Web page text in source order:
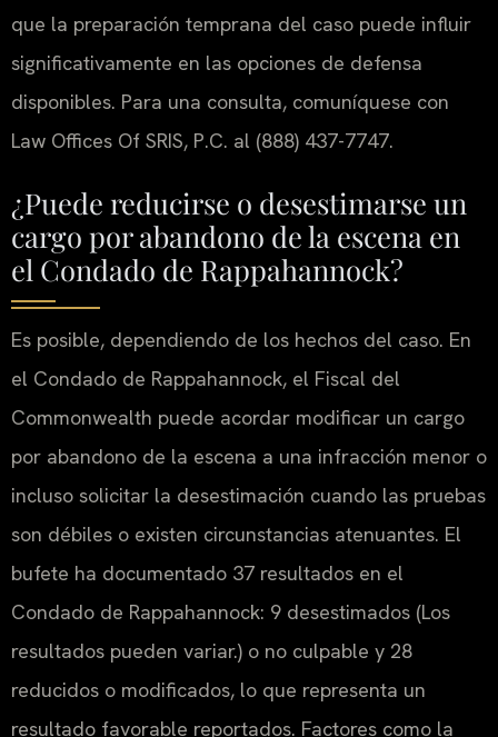
que la preparación temprana del caso puede influir
significativamente en las opciones de defensa
disponibles. Para una consulta, comuníquese con
Law Offices Of SRIS, P.C. al (888) 437-7747.
¿Puede reducirse o desestimarse un
cargo por abandono de la escena en
el Condado de Rappahannock?
Es posible, dependiendo de los hechos del caso. En
el Condado de Rappahannock, el Fiscal del
Commonwealth puede acordar modificar un cargo
por abandono de la escena a una infracción menor o
incluso solicitar la desestimación cuando las pruebas
son débiles o existen circunstancias atenuantes. El
bufete ha documentado 37 resultados en el
Condado de Rappahannock: 9 desestimados (Los
resultados pueden variar.) o no culpable y 28
reducidos o modificados, lo que representa un
resultado favorable reportados. Factores como la